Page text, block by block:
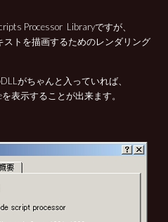
Processor Libraryですが、
ストを描画するためのレンダリング
がちゃんと入っていれば、
表示することが出来ます。